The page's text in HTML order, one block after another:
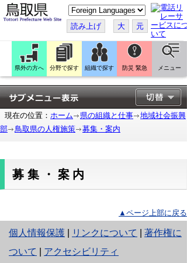
こ
の
ペ
ー
ジ
翻
訳
す
る
読み上げ 大 元
県外の方へ 分野で探す 組織で探す 防災 緊急 メニュー
現在の位置： ホーム 県の組織と仕事
地域社会振興
部
鳥取県の人権施策 募集・案内
募集・案内
▲ページ上部に戻る
個人情報保護
と
り
リンクについて
著作権に
ついて
アクセシビリティ